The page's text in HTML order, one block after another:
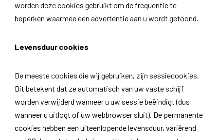
worden deze cookies gebruikt om de frequentie te
beperken waarmee een advertentie aan u wordt getoond.
Levensduur cookies
De meeste cookies die wij gebruiken, zijn sessiecookies.
Dit betekent dat ze automatisch van uw vaste schijf
worden verwijderd wanneer u uw sessie beëindigt (dus
wanneer u uitlogt of uw webbrowser sluit). De permanente
cookies hebben een uiteenlopende levensduur, variërend